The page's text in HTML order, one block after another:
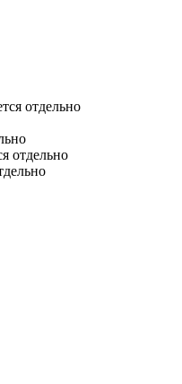
отдельно
отдельно